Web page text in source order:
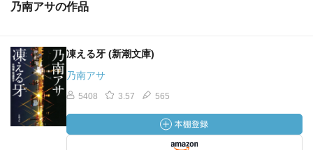
乃南アサの作品
凍える牙 (新潮文庫)
乃南アサ
5408 3.57 565